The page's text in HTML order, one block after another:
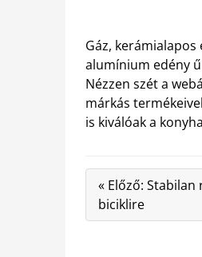
Gáz,
alumínium edény
Nézzen szét a
márkás
is kiválóak a
« Előző:
biciklire